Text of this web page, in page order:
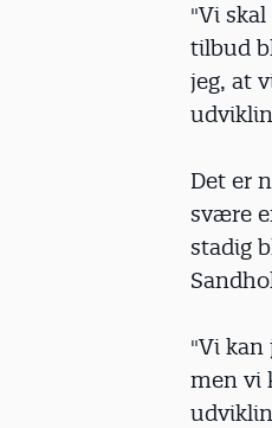
"Vi
tilbud
jeg, at
Det er
svære
stadig
"Vi kan
men vi